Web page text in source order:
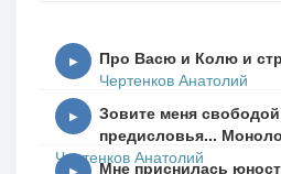
Шаманю на двоих.
Гранёные стаканы –
Оптический прицел...
И напилась я пьяной,
А мальчик протрезвел.
▶ Про Васю и Колю и
Чертенков Анатолий
▶
Зовите меня свободой
предисловья...
Чертенков Анатолий
▶
Мне приснилась